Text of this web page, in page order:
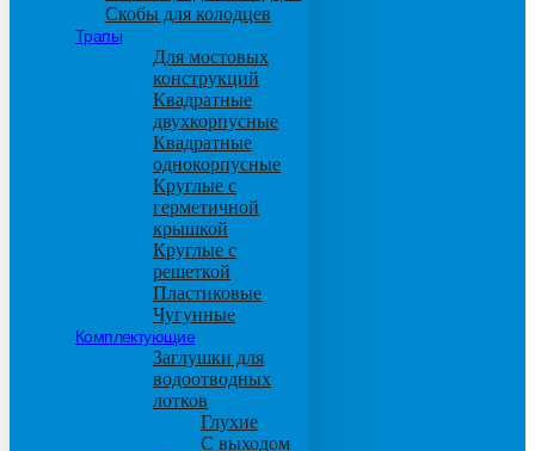
Скобы для колодцев
Трапы
Для мостовых
конструкций
Квадратные
двухкорпусные
Квадратные
однокорпусные
Круглые с
герметичной
крышкой
Круглые с
решеткой
Пластиковые
Чугунные
Комплектующие
Заглушки для
водоотводных
лотков
Глухие
С выходом